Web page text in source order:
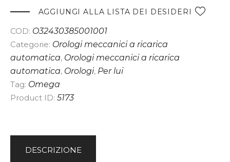
e
a
t
i
AGGIUNGI ALLA LISTA DEI DESIDERI
COD: O32430385001001
Categorie: Orologi meccanici a ricarica
automatica, Orologi meccanici a ricarica
automatica, Orologi, Per lui
Tag: Omega
Product ID: 5173
DESCRIZIONE